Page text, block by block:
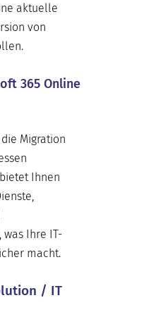
aktuelle
von
365 Online
Migration
Ihnen
was Ihre IT-
macht.
/ IT